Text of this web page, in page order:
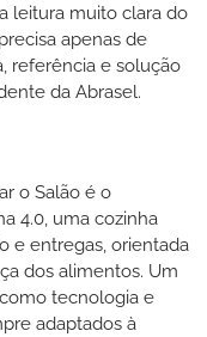
leitura muito clara do
apenas de
referência e solução
da Abrasel.
o Salão é o
4.0, uma cozinha
e entregas, orientada
dos alimentos. Um
tecnologia e
adaptados à